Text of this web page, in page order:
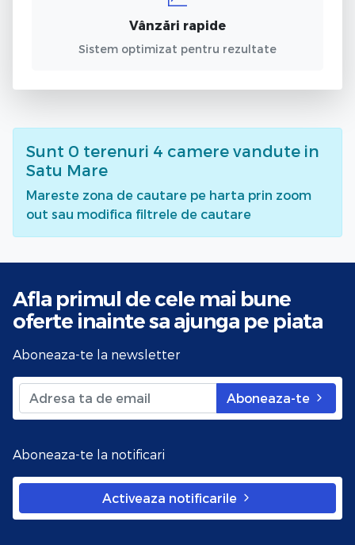
Vânzări rapide
Sistem optimizat pentru rezultate
Sunt 0 terenuri 4 camere vandute in
Satu Mare
Mareste zona de cautare pe harta prin zoom
out sau modifica filtrele de cautare
Afla primul de cele mai bune
oferte inainte sa ajunga pe piata
Aboneaza-te la newsletter
Aboneaza-te
Aboneaza-te la notificari
Activeaza notificarile